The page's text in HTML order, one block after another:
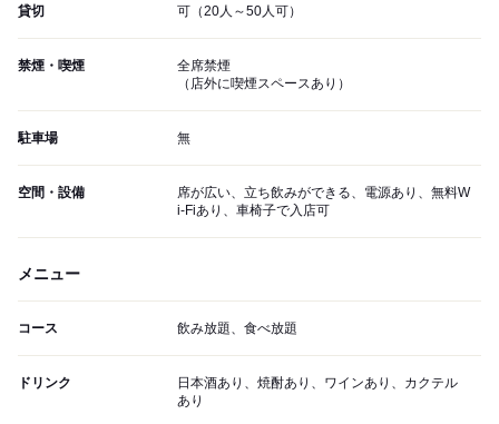
貸切 可（20人～50人可）
禁煙・喫煙
全席禁煙
（店外に喫煙スペースあり）
駐車場 無
空間・設備
席が広い、立ち飲みができる、電源あり、無料W
i-Fiあり、車椅子で入店可
メニュー
コース 飲み放題、食べ放題
ドリンク
日本酒あり、焼酎あり、ワインあり、カクテル
あり